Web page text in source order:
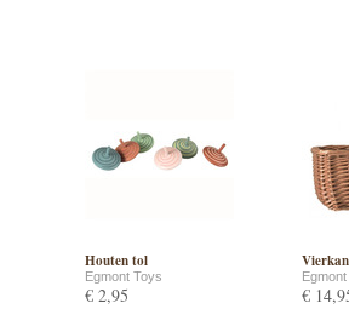
Houten tol
Egmont Toys
€ 2,95 €